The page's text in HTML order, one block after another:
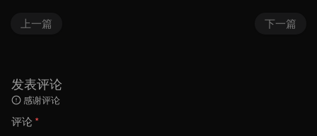
下一篇
上一篇
发表评论
感谢评论
评论 *